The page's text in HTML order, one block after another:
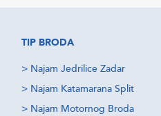
TIP BRODA
> Najam Jedrilice Zadar
> Najam Katamarana Split
> Najam Motornog Broda